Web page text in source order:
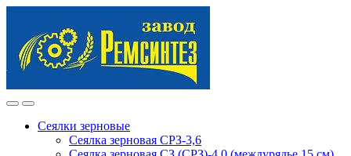
navigation
content
Сеялки зерновые
Сеялка зерновая СРЗ-3,6